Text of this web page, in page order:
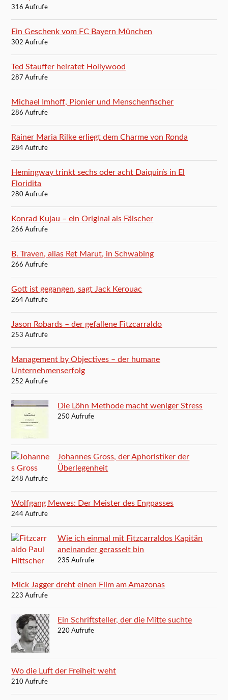
316 Aufrufe
Ein Geschenk vom FC Bayern München
302 Aufrufe
Ted Stauffer heiratet Hollywood
287 Aufrufe
Michael Imhoff, Pionier und Menschenfischer
286 Aufrufe
Rainer Maria Rilke erliegt dem Charme von Ronda
284 Aufrufe
Hemingway trinkt sechs oder acht Daiquirís in El
Floridita
280 Aufrufe
Konrad Kujau – ein Original als Fälscher
266 Aufrufe
B. Traven, alias Ret Marut, in Schwabing
266 Aufrufe
Gott ist gegangen, sagt Jack Kerouac
264 Aufrufe
Jason Robards – der gefallene Fitzcarraldo
253 Aufrufe
Management by Objectives – der humane
Unternehmenserfolg
252 Aufrufe
Die Löhn Methode macht weniger Stress
250 Aufrufe
Johannes Gross, der Aphoristiker der
Überlegenheit
248 Aufrufe
Wolfgang Mewes: Der Meister des Engpasses
244 Aufrufe
Wie ich einmal mit Fitzcarraldos Kapitän
aneinander gerasselt bin
235 Aufrufe
Mick Jagger dreht einen Film am Amazonas
223 Aufrufe
Ein Schriftsteller, der die Mitte suchte
220 Aufrufe
Wo die Luft der Freiheit weht
210 Aufrufe